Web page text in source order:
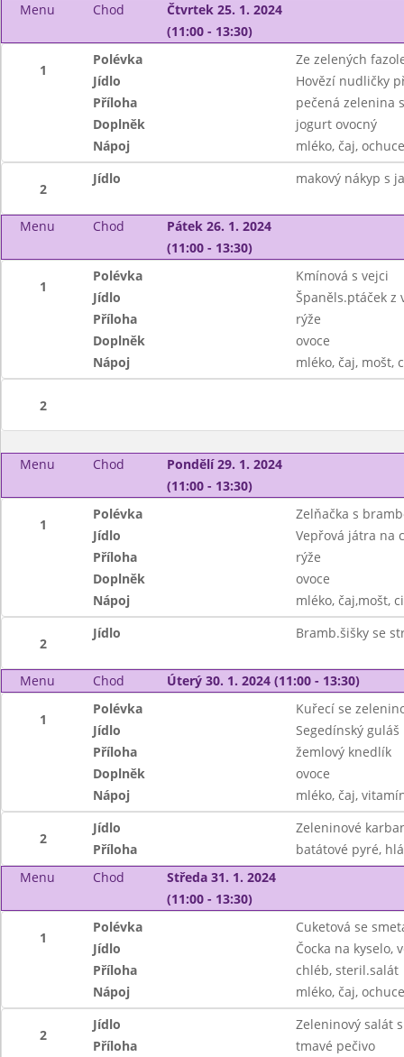
Menu
Chod
Čtvrtek 25. 1. 2024
(11:00 - 13:30)
1
Polévka
Ze zelených
Jídlo
Hovězí nudličky
Příloha
pečená zelenina
Doplněk
jogurt ovocný
Nápoj
mléko, čaj,
2
Jídlo makový nákyp s
Menu Chod
Pátek 26. 1. 2024
(11:00 - 13:30)
1
Polévka
Kmínová s vejci
Jídlo
Španěls.ptáček z
Příloha
rýže
Doplněk
ovoce
Nápoj
mléko, čaj, mošt,
2
Menu Chod
Pondělí 29. 1. 2024
(11:00 - 13:30)
1
Polévka
Zelňačka s
Jídlo
Vepřová játra na
Příloha
rýže
Doplněk
ovoce
Nápoj
mléko, čaj,mošt,
2
Jídlo Bramb.šišky se
Menu Chod Úterý 30. 1. 2024 (11:00 - 13:30)
1
Polévka
Kuřecí se
Jídlo
Segedínský guláš
Příloha
žemlový knedlík
Doplněk
ovoce
Nápoj
mléko, čaj,
2
Jídlo
Zeleninové
Příloha
batátové pyré,
Menu
Chod
Středa 31. 1. 2024
(11:00 - 13:30)
1
Polévka
Cuketová se
Jídlo
Čocka na kyselo,
Příloha
chléb, steril.salát
Nápoj
mléko, čaj,
2
Jídlo
Zeleninový salát
Příloha
tmavé pečivo